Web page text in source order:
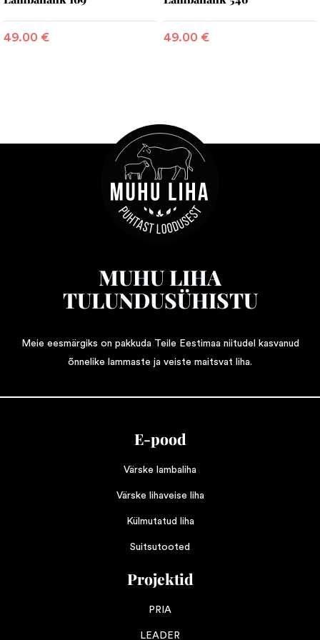
49.00 € 49.00 €
MUHU LIHA
TULUNDUSÜHISTU
Meie eesmärgiks on pakkuda Teile Eestimaa niitudel kasvanud
õnnelike lammaste ja veiste maitsvat liha.
E-pood
Värske lambaliha
Värske lihaveise liha
Külmutatud liha
Suitsutooted
Projektid
PRIA
LEADER